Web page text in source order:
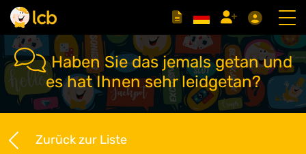
Haben Sie das jemals getan und
es hat Ihnen sehr leidgetan?
Zurück zur Liste